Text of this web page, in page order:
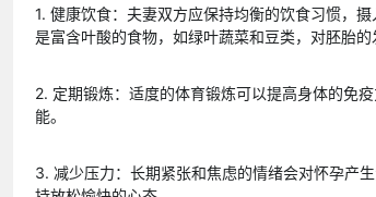
1. 健康饮食：夫妻双方应保持均衡的饮食习惯，
是富含叶酸的食物，如绿叶蔬菜和豆类，对胚胎的
2. 定期锻炼：适度的体育锻炼可以提高身体的免
能。
3. 减少压力：长期紧张和焦虑的情绪会对怀孕产